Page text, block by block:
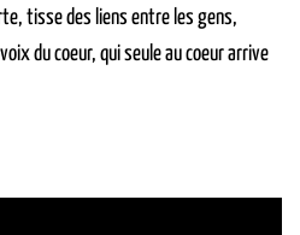
tisse des liens entre les gens,
du coeur, qui seule au coeur arrive